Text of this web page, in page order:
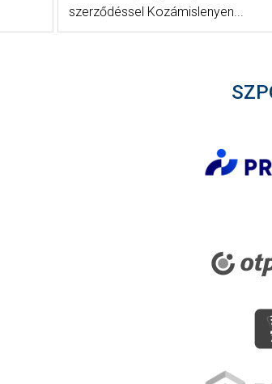
szerződéssel Kozámislenyen...